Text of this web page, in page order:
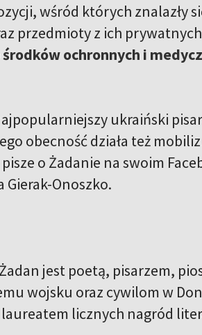
wśród których znalazły
przedmioty z ich
ochronnych i
ukraiński
obecność działa też
o Żadanie na swoim
Onoszko.
jest poetą, pisarzem,
wojsku oraz cywilom w
licznych nagród